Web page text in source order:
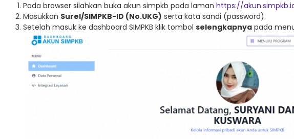
Pada browser silahkan buka akun simpkb pada laman https://
Masukkan Surel/SIMPKB-ID (No.UKG) serta kata sandi (password).
Setelah masuk ke dashboard SIMPKB klik tombol selengkapnya pada